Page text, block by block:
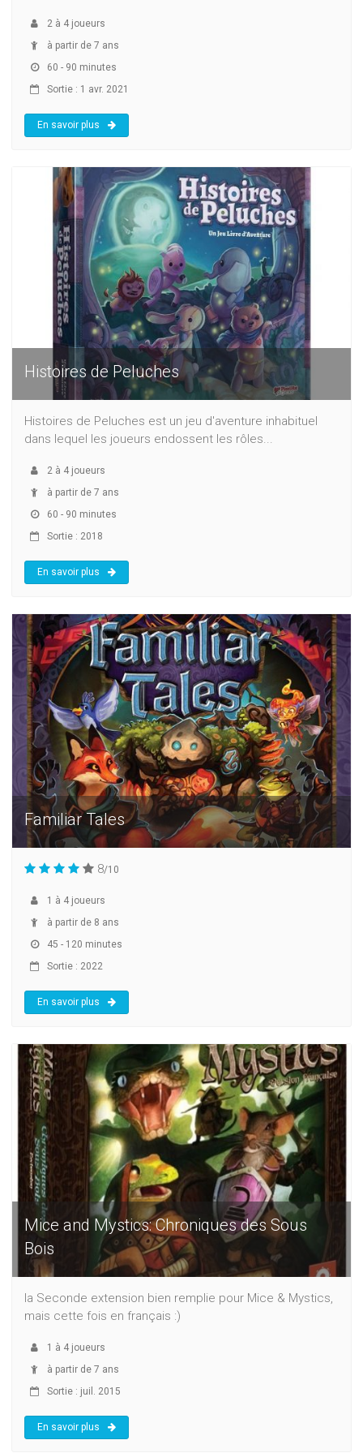
2 à 4 joueurs
à partir de 7 ans
60 - 90 minutes
Sortie : 1 avr. 2021
En savoir plus
Histoires de Peluches
Histoires de Peluches est un jeu d'aventure inhabituel
dans lequel les joueurs endossent les rôles...
2 à 4 joueurs
à partir de 7 ans
60 - 90 minutes
Sortie : 2018
En savoir plus
Familiar Tales
8/10
1 à 4 joueurs
à partir de 8 ans
45 - 120 minutes
Sortie : 2022
En savoir plus
Mice and Mystics: Chroniques des Sous
Bois
la Seconde extension bien remplie pour Mice & Mystics,
mais cette fois en français :)
1 à 4 joueurs
à partir de 7 ans
Sortie : juil. 2015
En savoir plus